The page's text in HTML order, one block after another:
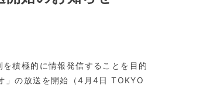
積極的に情報発信することを目的
」の放送を開始（4月4日 TOKYO